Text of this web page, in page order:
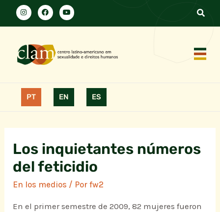
PT EN ES
Los inquietantes números
del feticidio
En los medios / Porfw2
En el primer semestre de 2009, 82 mujeres fueron